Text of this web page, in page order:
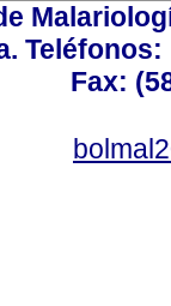
Teléfonos:
Fax: